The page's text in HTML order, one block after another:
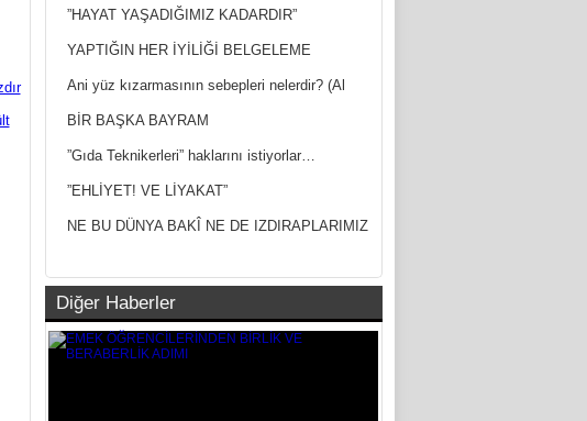
”HAYAT YAŞADIĞIMIZ KADARDIR”
YAPTIĞIN HER İYİLİĞİ BELGELEME
Ani yüz kızarmasının sebepleri nelerdir? (Al
Yanak)
BİR BAŞKA BAYRAM
”Gıda Teknikerleri” haklarını istiyorlar…
”EHLİYET! VE LİYAKAT”
NE BU DÜNYA BAKÎ NE DE IZDIRAPLARIMIZ
Diğer Haberler